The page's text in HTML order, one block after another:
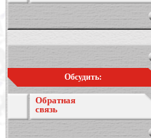
Обсудить:
Обратная
связь